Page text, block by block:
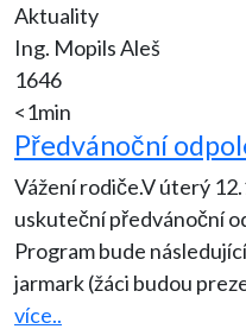
Aktuality
Ing. Mopils Aleš
1646
<1min
Předvánoční
Vážení rodiče.V úterý
uskuteční předvánoční
Program bude
jarmark (žáci budou
více..